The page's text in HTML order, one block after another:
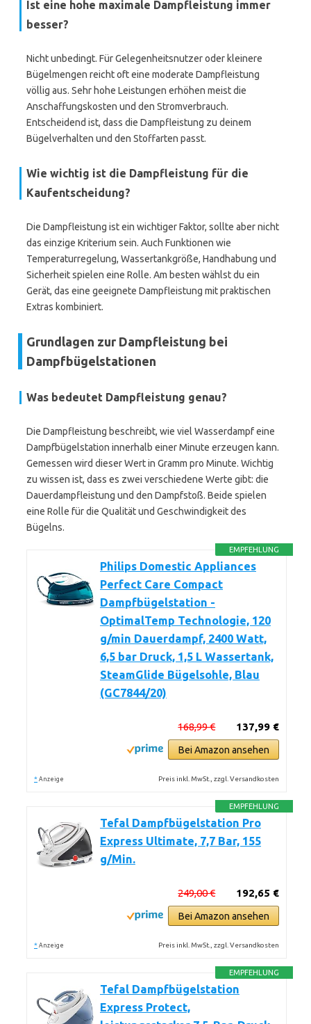
Ist eine hohe maximale Dampfleistung immer
besser?
Nicht unbedingt. Für Gelegenheitsnutzer oder kleinere
Bügelmengen reicht oft eine moderate Dampfleistung
völlig aus. Sehr hohe Leistungen erhöhen meist die
Anschaffungskosten und den Stromverbrauch.
Entscheidend ist, dass die Dampfleistung zu deinem
Bügelverhalten und den Stoffarten passt.
Wie wichtig ist die Dampfleistung für die
Kaufentscheidung?
Die Dampfleistung ist ein wichtiger Faktor, sollte aber nicht
das einzige Kriterium sein. Auch Funktionen wie
Temperaturregelung, Wassertankgröße, Handhabung und
Sicherheit spielen eine Rolle. Am besten wählst du ein
Gerät, das eine geeignete Dampfleistung mit praktischen
Extras kombiniert.
Grundlagen zur Dampfleistung bei
Dampfbügelstationen
Was bedeutet Dampfleistung genau?
Die Dampfleistung beschreibt, wie viel Wasserdampf eine
Dampfbügelstation innerhalb einer Minute erzeugen kann.
Gemessen wird dieser Wert in Gramm pro Minute. Wichtig
zu wissen ist, dass es zwei verschiedene Werte gibt: die
Dauerdampfleistung und den Dampfstoß. Beide spielen
eine Rolle für die Qualität und Geschwindigkeit des
Bügelns.
EMPFEHLUNG
Philips Domestic Appliances
Perfect Care Compact
Dampfbügelstation -
OptimalTemp Technologie, 120
g/min Dauerdampf, 2400 Watt,
6,5 bar Druck, 1,5 L Wassertank,
SteamGlide Bügelsohle, Blau
(GC7844/20)
137,99 €
168,99 €
Bei Amazon ansehen
* Anzeige Preis inkl. MwSt., zzgl. Versandkosten
EMPFEHLUNG
Tefal Dampfbügelstation Pro
Express Ultimate, 7,7 Bar, 155
g/Min.
192,65 €
249,00 €
Bei Amazon ansehen
* Anzeige Preis inkl. MwSt., zzgl. Versandkosten
EMPFEHLUNG
Tefal Dampfbügelstation
Express Protect,